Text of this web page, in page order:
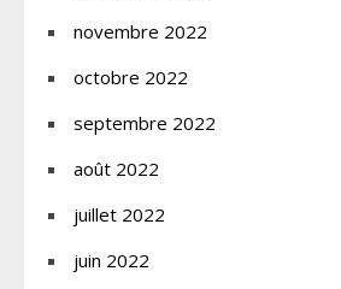
novembre 2022
octobre 2022
septembre 2022
août 2022
juillet 2022
juin 2022